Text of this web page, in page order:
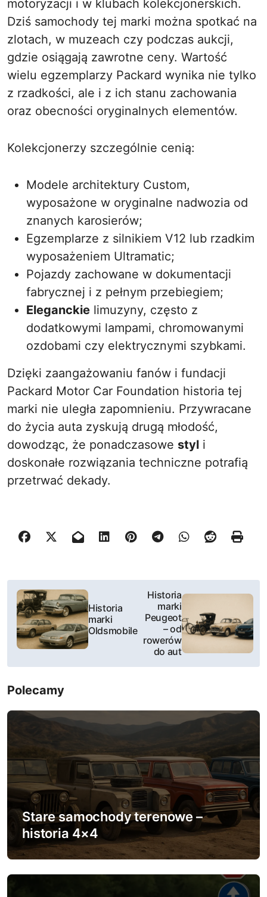
motoryzacji i w klubach kolekcjonerskich.
Dziś samochody tej marki można spotkać na
zlotach, w muzeach czy podczas aukcji,
gdzie osiągają zawrotne ceny. Wartość
wielu egzemplarzy Packard wynika nie tylko
z rzadkości, ale i z ich stanu zachowania
oraz obecności oryginalnych elementów.
Kolekcjonerzy szczególnie cenią:
Modele architektury Custom,
wyposażone w oryginalne nadwozia od
znanych karosierów;
Egzemplarze z silnikiem V12 lub rzadkim
wyposażeniem Ultramatic;
Pojazdy zachowane w dokumentacji
fabrycznej i z pełnym przebiegiem;
Eleganckie limuzyny, często z
dodatkowymi lampami, chromowanymi
ozdobami czy elektrycznymi szybkami.
Dzięki zaangażowaniu fanów i fundacji
Packard Motor Car Foundation historia tej
marki nie uległa zapomnieniu. Przywracane
do życia auta zyskują drugą młodość,
dowodząc, że ponadczasowe styl i
doskonałe rozwiązania techniczne potrafią
przetrwać dekady.
N
w
i
g
a
c
j
a
w
p
i
s
Historia
marki
Oldsmobile
Historia
marki
Peugeot
– od
rowerów
do aut
Polecamy
Stare samochody terenowe –
historia 4×4